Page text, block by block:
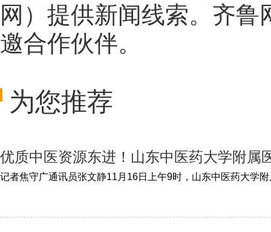
网 ）提供新闻线索。齐鲁
邀合作伙伴。
为您推荐
优质中医资源东进！山东中医药大学附属